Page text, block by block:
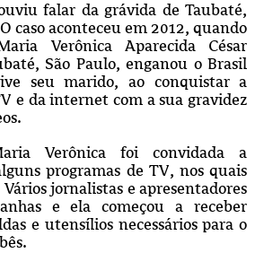
falar da grávida de Taubaté,
caso aconteceu em 2012, quando
Verônica Aparecida César
São Paulo, enganou o Brasil
seu marido, ao conquistar a
e da internet com a sua gravidez
Verônica foi convidada a
programas de TV, nos quais
Vários jornalistas e apresentadores
e ela começou a receber
e utensílios necessários para o